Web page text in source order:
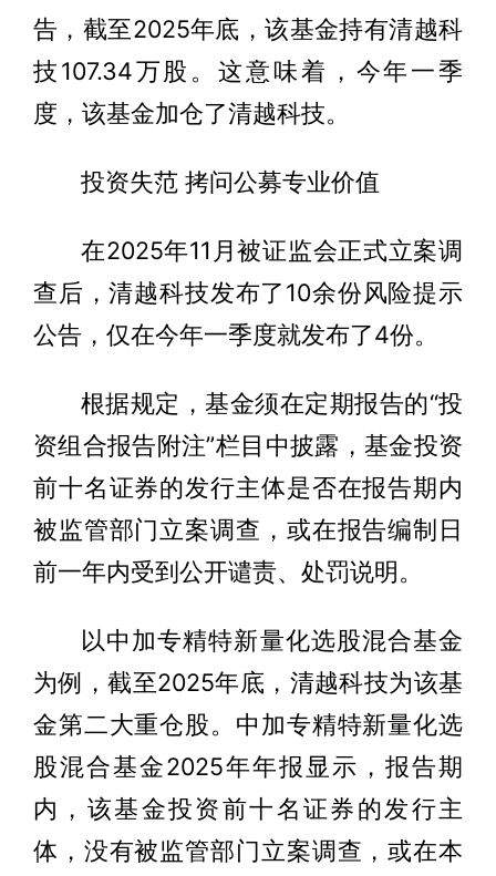
告，截至2025年底，该基金持有清越科
技107.34万股。这意味着，今年一季
度，该基金加仓了清越科技。
投资失范 拷问公募专业价值
在2025年11月被证监会正式立案调
查后，清越科技发布了10余份风险提示
公告，仅在今年一季度就发布了4份。
根据规定，基金须在定期报告的“投
资组合报告附注”栏目中披露，基金投资
前十名证券的发行主体是否在报告期内
被监管部门立案调查，或在报告编制日
前一年内受到公开谴责、处罚说明。
以中加专精特新量化选股混合基金
为例，截至2025年底，清越科技为该基
金第二大重仓股。中加专精特新量化选
股混合基金2025年年报显示，报告期
内，该基金投资前十名证券的发行主
体，没有被监管部门立案调查，或在本